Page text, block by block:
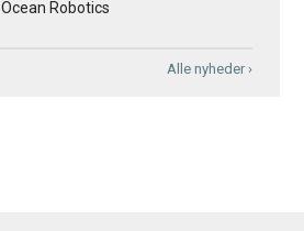
Ocean Robotics
Alle nyheder ›